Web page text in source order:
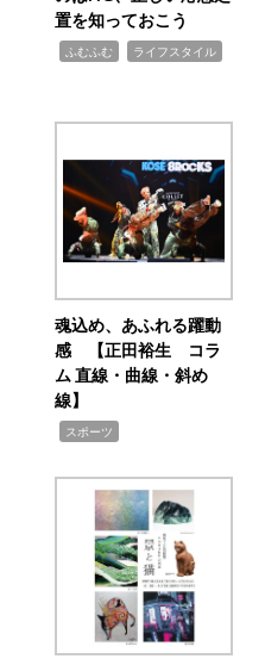
置を知っておこう
ふむふむ ライフスタイル
魂込め、あふれる躍動
感 【正田裕生 コラ
ム 直線・曲線・斜め
線】
スポーツ